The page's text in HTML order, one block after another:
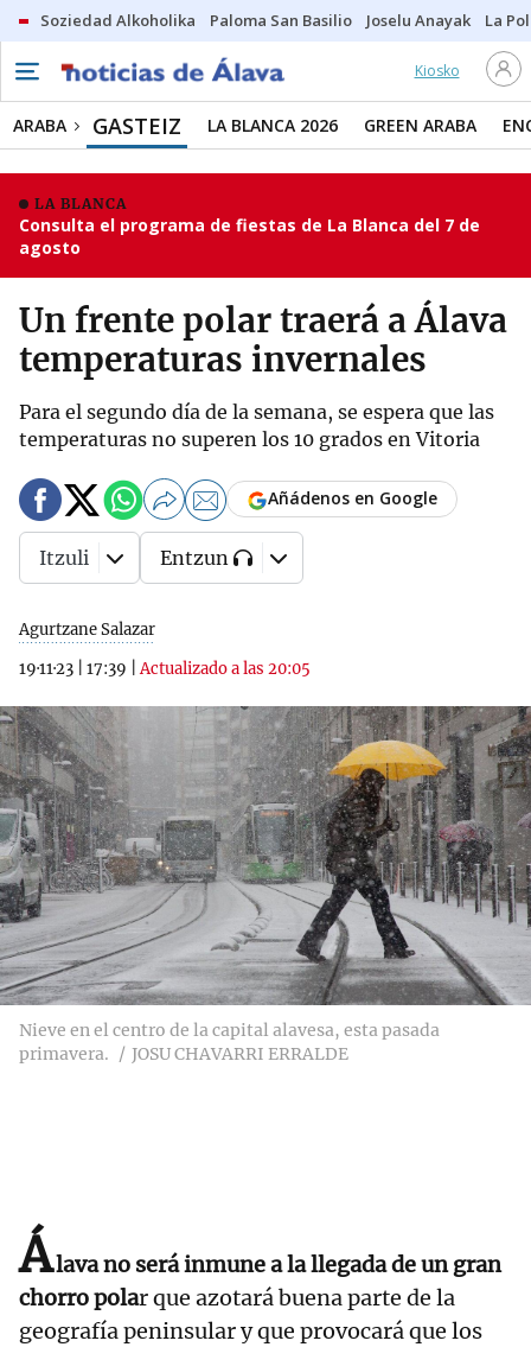
Soziedad Alkoholika Paloma San Basilio Joselu Anayak La
Kiosko
ARABA GASTEIZ LA BLANCA 2026 GREEN ARABA
LA BLANCA
Consulta el programa de fiestas de La Blanca del 7 de
agosto
Un frente polar traerá a Álava
temperaturas invernales
Para el segundo día de la semana, se espera que las
temperaturas no superen los 10 grados en Vitoria
Agurtzane Salazar
19·11·23
17:39 |Actualizado a las 20:05
Añádenos en Google
Itzuli Entzun
Nieve en el centro de la capital alavesa, esta pasada
primavera.
JOSU CHAVARRI ERRALDE
Álava no será inmune a la llegada de un gran
chorro polar que azotará buena parte de la
geografía peninsular y que provocará que los